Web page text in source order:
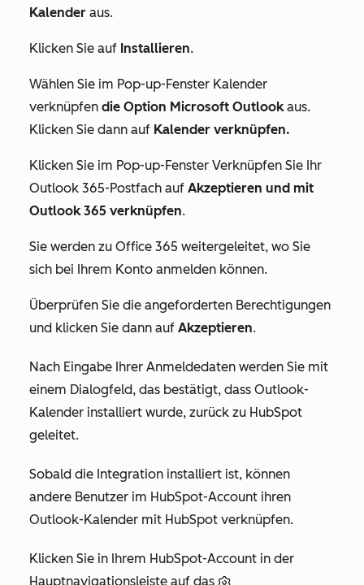
Kalender aus.
Klicken Sie auf Installieren.
Wählen Sie im Pop-up-Fenster Kalender
verknüpfen die Option Microsoft Outlookaus.
Klicken Sie dann auf Kalender verknüpfen.
Klicken Sie im Pop-up-Fenster Verknüpfen Sie Ihr
Outlook 365-Postfach auf Akzeptieren und mit
Outlook 365 verknüpfen.
Sie werden zu Office 365 weitergeleitet, wo Sie
sich bei Ihrem Konto anmelden können.
Überprüfen Sie die angeforderten Berechtigungen
und klicken Sie dann auf Akzeptieren.
Nach Eingabe Ihrer Anmeldedaten werden Sie mit
einem Dialogfeld, das bestätigt, dass Outlook-
Kalender installiert wurde, zurück zu HubSpot
geleitet.
Sobald die Integration installiert ist, können
andere Benutzer im HubSpot-Account ihren
Outlook-Kalender mit HubSpot verknüpfen.
Klicken Sie in Ihrem HubSpot-Account in der
Hauptnavigationsleiste auf das